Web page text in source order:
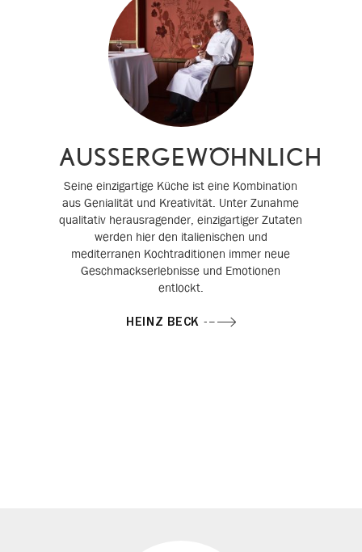
AUSSERGEWÖHNLICH
Seine einzigartige Küche ist eine Kombination
aus Genialität und Kreativität. Unter Zunahme
qualitativ herausragender, einzigartiger Zutaten
werden hier den italienischen und
mediterranen Kochtraditionen immer neue
Geschmackserlebnisse und Emotionen
entlockt.
HEINZ BECK